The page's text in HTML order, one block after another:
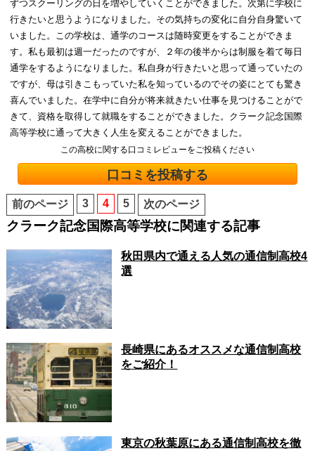
ずつスクーリングの日を増やしていくことができました。次第に学校に
行きたいと思うようになりました。その気持ちの変化に自分自身驚いて
いました。この学校は、通学のコースは随時変更をすることができま
す。私も最初は週一だったのですが、２年の後半からは制服を着て毎日
通学をするようになりました。私自身が行きたいと思って通っていたの
ですが、母は引きこもっていた私を知っているのでその姿にとても驚き
喜んでいました。在学中に自分が将来就きたい仕事を見つけることがで
きて、資格を取得して就職をすることができました。クラーク記念国際
高等学校に通って大きく人生を変えることができました。
この高校に関する口コミレビューをご投稿ください
口コミを投稿する
前のページ 3 4 5 次のページ
クラーク記念国際高等学校に関連する記事
秋田県内で通える人気の通信制高校4
選
長崎県にあるオススメな通信制高校
をご紹介！
東京の秋葉原にある通信制高校を徹